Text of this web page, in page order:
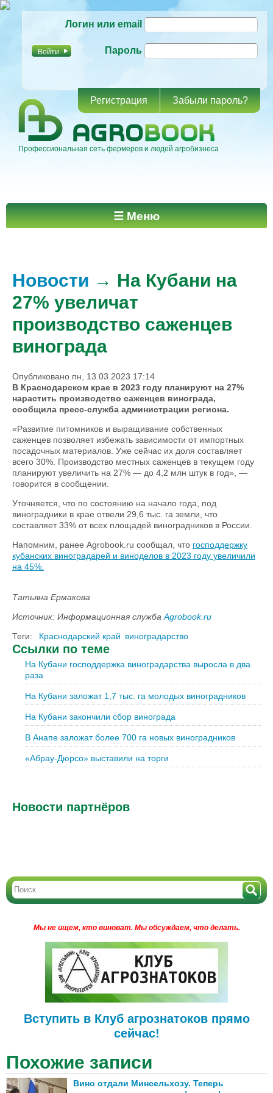
основному
Логин или email
Пароль
Регистрация Забыли пароль?
Профессиональная сеть фермеров и людей агробизнеса
Главное меню ☰ Меню
Новости → На Кубани на
27% увеличат
производство саженцев
винограда
Опубликовано пн, 13.03.2023 17:14
В Краснодарском крае в 2023 году планируют на 27%
нарастить производство саженцев винограда,
сообщила пресс-служба администрации региона.
«Развитие питомников и выращивание собственных
саженцев позволяет избежать зависимости от импортных
посадочных материалов. Уже сейчас их доля составляет
всего 30%. Производство местных саженцев в текущем году
планируют увеличить на 27% — до 4,2 млн штук в год», —
говорится в сообщении.
Уточняется, что по состоянию на начало года, под
виноградники в крае отвели 29,6 тыс. га земли, что
составляет 33% от всех площадей виноградников в России.
Напомним, ранее Agrobook.ru сообщал, что господдержку
кубанских виноградарей и виноделов в 2023 году увеличили
на 45%.
Татьяна Ермакова
Источник: Информационная служба Agrobook.ru
Теги:
Краснодарский край виноградарство
Ссылки по теме
На Кубани господдержка виноградарства выросла в два
раза
На Кубани заложат 1,7 тыс. га молодых виноградников
На Кубани закончили сбор винограда
В Анапе заложат более 700 га новых виноградников
«Абрау-Дюрсо» выставили на торги
Новости партнёров
Мы не ищем, кто виноват. Мы обсуждаем, что делать.
Вступить в Клуб агрознатоков прямо
сейчас!
Похожие записи
Вино отдали Минсельхозу. Теперь